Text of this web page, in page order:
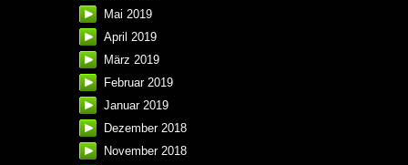
Mai 2019
April 2019
März 2019
Februar 2019
Januar 2019
Dezember 2018
November 2018